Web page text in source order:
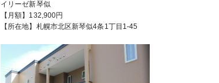
イリーゼ新琴似
【月額】132,900円
【所在地】札幌市北区新琴似4条1丁目1-45